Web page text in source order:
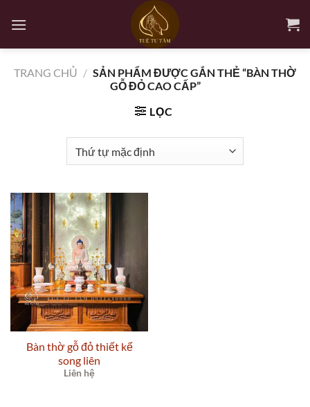
qua
TRANG CHỦ / SẢN PHẨM ĐƯỢC GẮN THẺ “BÀN THỜ
GỖ ĐỎ CAO CẤP”
LỌC
Bàn thờ gỗ đỏ thiết kế
song liên
Liên hệ